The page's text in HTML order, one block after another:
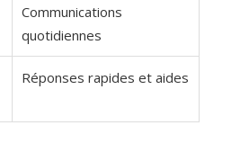
Communications
quotidiennes
Réponses rapides et aides